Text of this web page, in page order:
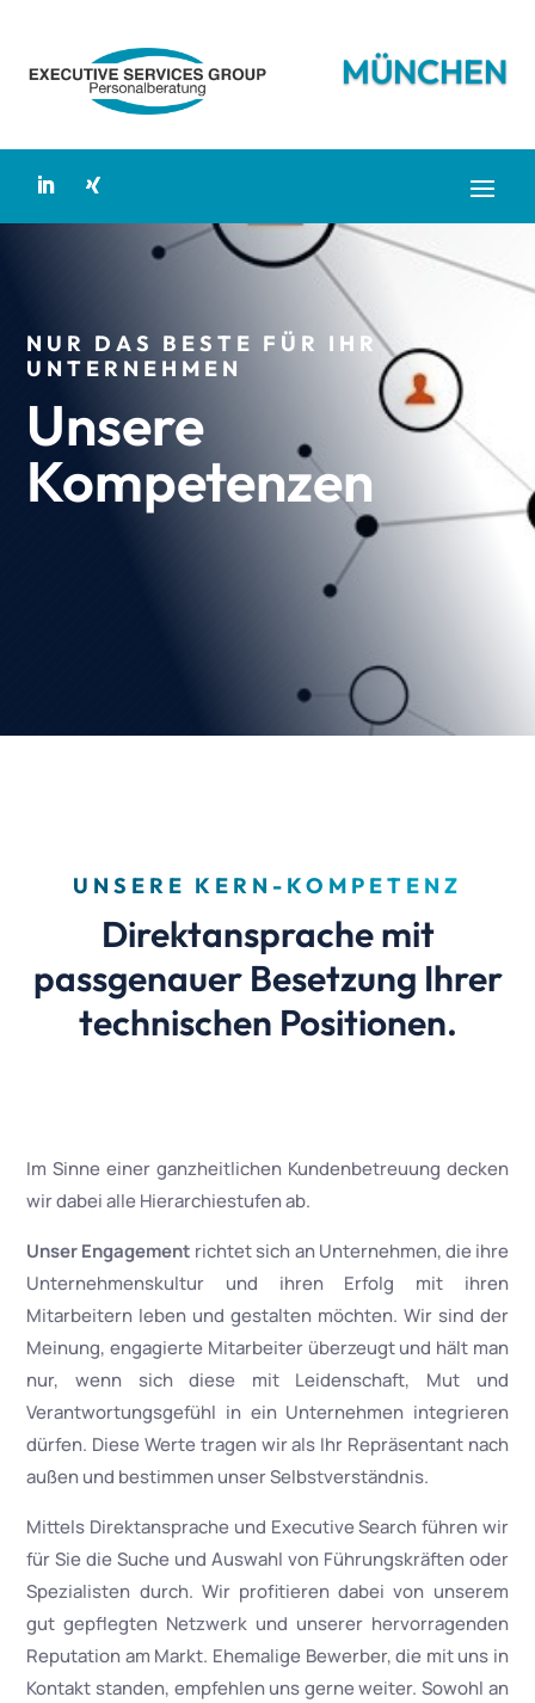
MÜNCHEN
NUR DAS BESTE FÜR IHR
UNTERNEHMEN
Unsere
Kompetenzen
UNSERE KERN-KOMPETENZ
Direktansprache mit
passgenauer Besetzung Ihrer
technischen Positionen.
Im Sinne einer ganzheitlichen Kundenbetreuung decken
wir dabei alle Hierarchiestufen ab.
Unser Engagement richtet sich an Unternehmen, die ihre
Unternehmenskultur und ihren Erfolg mit ihren
Mitarbeitern leben und gestalten möchten. Wir sind der
Meinung, engagierte Mitarbeiter überzeugt und hält man
nur, wenn sich diese mit Leidenschaft, Mut und
Verantwortungsgefühl in ein Unternehmen integrieren
dürfen. Diese Werte tragen wir als Ihr Repräsentant nach
außen und bestimmen unser Selbstverständnis.
Mittels Direktansprache und Executive Search führen wir
für Sie die Suche und Auswahl von Führungskräften oder
Spezialisten durch. Wir profitieren dabei von unserem
gut gepflegten Netzwerk und unserer hervorragenden
Reputation am Markt. Ehemalige Bewerber, die mit uns in
Kontakt standen, empfehlen uns gerne weiter. Sowohl an